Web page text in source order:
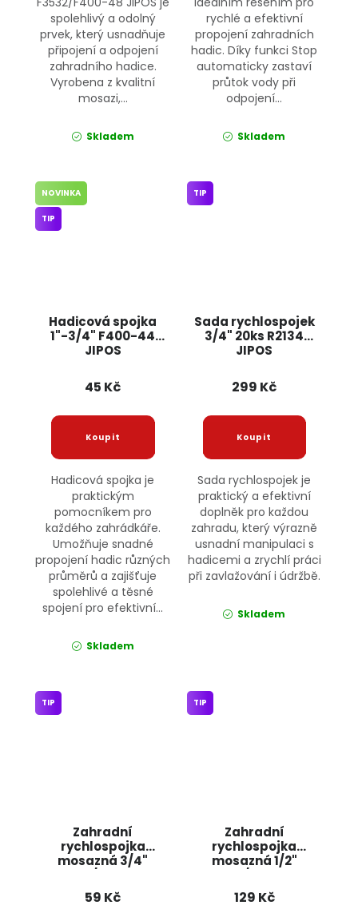
spolehlivý a odolný
prvek, který usnadňuje
připojení a odpojení
zahradního hadice.
Vyrobena z kvalitní
mosazi,...
Skladem
rychlé a efektivní
propojení zahradních
hadic. Díky funkci Stop
automaticky zastaví
průtok vody při
odpojení...
Skladem
Hadicová spojka
1"-3/4" F400-44
JIPOS
NOVINKA
TIP
45 Kč
Hadicová spojka je
praktickým
pomocníkem pro
každého zahrádkáře.
Umožňuje snadné
propojení hadic různých
průměrů a zajišťuje
spolehlivé a těsné
spojení pro efektivní...
Skladem
Sada rychlospojek
3/4" 20ks R2134
JIPOS
TIP
299 Kč
Sada rychlospojek je
praktický a efektivní
doplněk pro každou
zahradu, který výrazně
usnadní manipulaci s
hadicemi a zrychlí práci
při zavlažování i údržbě.
Skladem
Zahradní
rychlospojka
mosazná 3/4"
F3533/F400-50
JIPOS
TIP
59 Kč
Zahradní
rychlospojka
mosazná 1/2"
F3538/F400-53
JIPOS
TIP
129 Kč